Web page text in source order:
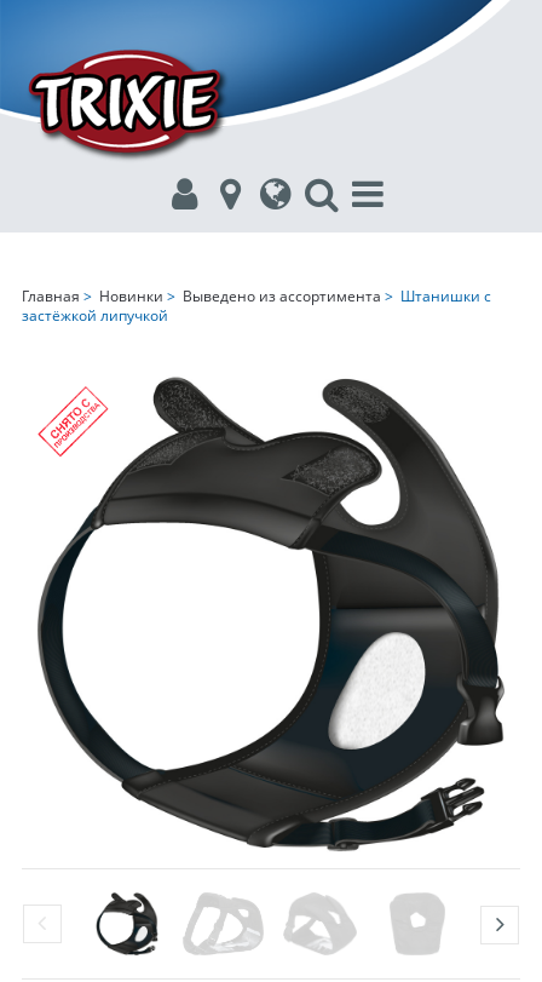
Главная > Новинки > Выведено из ассортимента > Штанишки с
застёжкой липучкой